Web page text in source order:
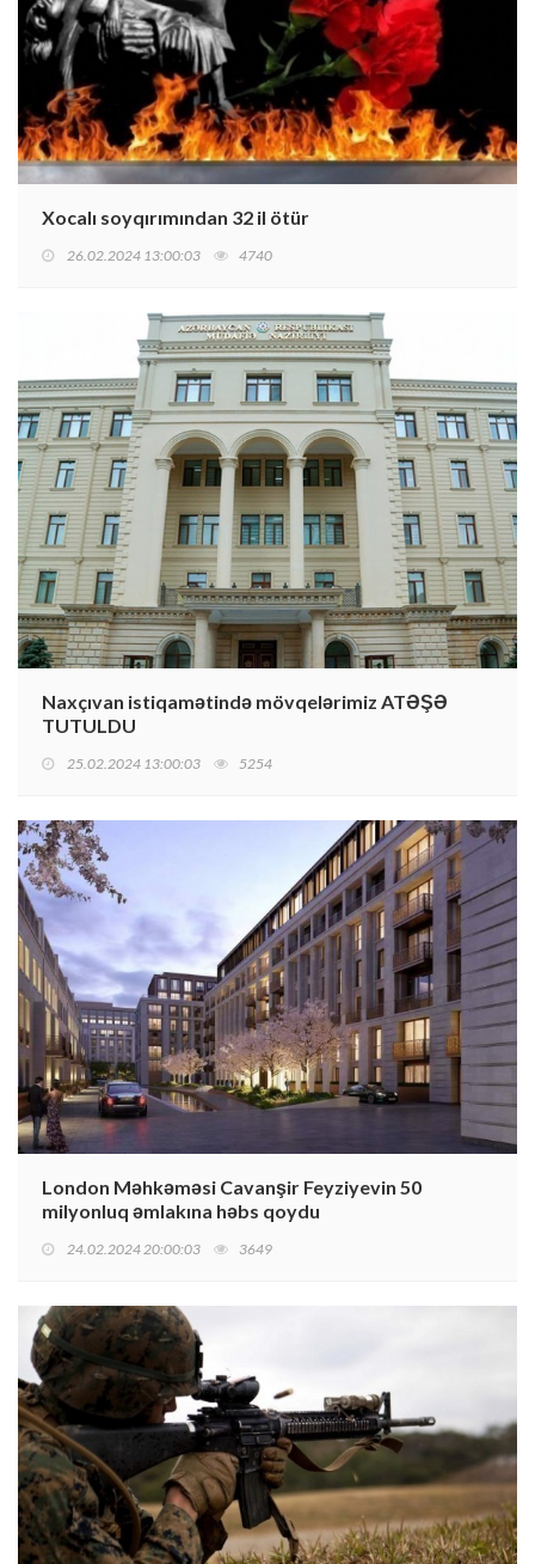
Xocalı soyqırımından 32 il ötür
26.02.2024 13:00:03 4740
Naxçıvan istiqamətində mövqelərimiz ATƏŞƏ
TUTULDU
25.02.2024 13:00:03 5254
London Məhkəməsi Cavanşir Feyziyevin 50
milyonluq əmlakına həbs qoydu
24.02.2024 20:00:03 3649